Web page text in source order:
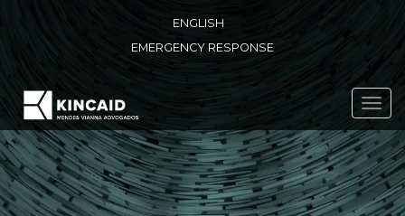
ENGLISH
EMERGENCY RESPONSE